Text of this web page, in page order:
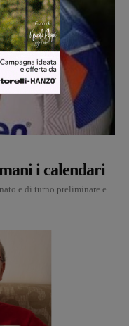
i calendari
e di turno preliminare e